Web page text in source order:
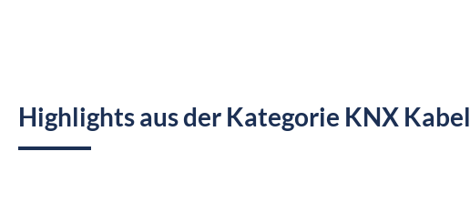
Highlights aus der Kategorie KNX Kabel